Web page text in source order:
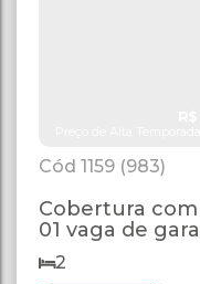
1159 (983)
Cobertura com
01 vaga de
2